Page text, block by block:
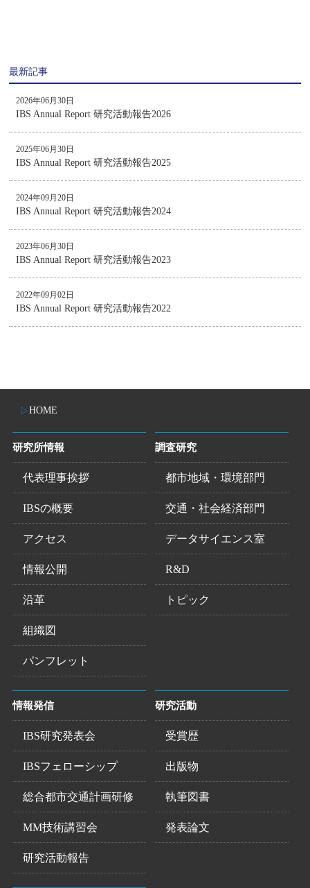
最新記事
2026年06月30日
IBS Annual Report 研究活動報告2026
2025年06月30日
IBS Annual Report 研究活動報告2025
2024年09月20日
IBS Annual Report 研究活動報告2024
2023年06月30日
IBS Annual Report 研究活動報告2023
2022年09月02日
IBS Annual Report 研究活動報告2022
HOME
研究所情報
代表理事挨拶
IBSの概要
アクセス
情報公開
沿革
組織図
パンフレット
調査研究
都市地域・環境部門
交通・社会経済部門
データサイエンス室
R&D
トピック
情報発信
IBS研究発表会
IBSフェローシップ
総合都市交通計画研修
MM技術講習会
研究活動報告
研究活動
受賞歴
出版物
執筆図書
発表論文